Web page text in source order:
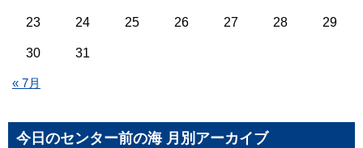
« 7月
23 24 25 26 27 28 29
30 31
今日のセンター前の海 月別アーカイブ